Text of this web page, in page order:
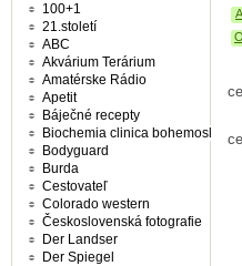
A
O
100+1
21.století
ABC
Akvárium Terárium
Amatérske Rádio
Apetit
Báječné recepty
Biochemia clinica
Bodyguard
Burda
Cestovateľ
Colorado western
Československá fotografie
Der Landser
Der Spiegel